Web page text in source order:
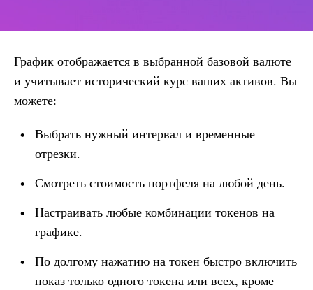
График отображается в выбранной базовой валюте
и учитывает исторический курс ваших активов. Вы
можете:
Выбрать нужный интервал и временные
отрезки.
Смотреть стоимость портфеля на любой день.
Настраивать любые комбинации токенов на
графике.
По долгому нажатию на токен быстро включить
показ только одного токена или всех, кроме